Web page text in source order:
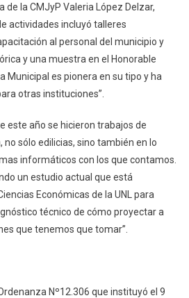
de la CMJyP Valeria López Delzar,
actividades incluyó talleres
al personal del municipio y
y una muestra en el Honorable
Municipal es pionera en su tipo y ha
otras instituciones”.
este año se hicieron trabajos de
no sólo edilicias, sino también en lo
informáticos con los que contamos.
un estudio actual que está
Económicas de la UNL para
técnico de cómo proyectar a
que tenemos que tomar”.
Nº12.306 que instituyó el 9